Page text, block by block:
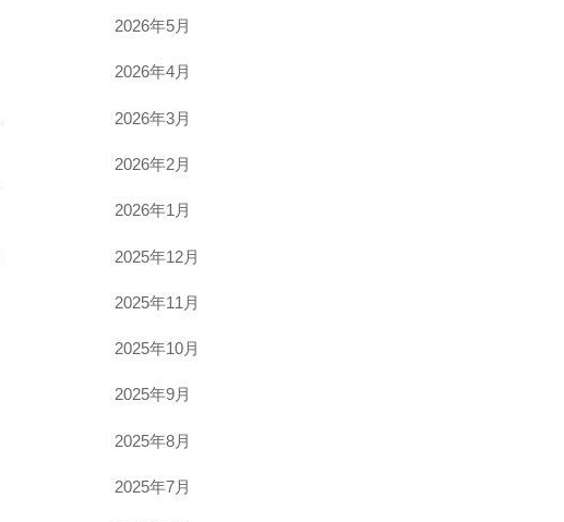
2026年5月
2026年4月
2026年3月
2026年2月
2026年1月
2025年12月
2025年11月
2025年10月
2025年9月
2025年8月
2025年7月